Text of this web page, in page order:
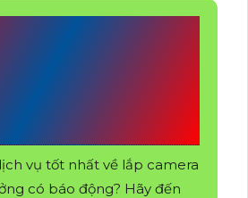
vụ tốt nhất về lắp camera
có báo động? Hãy đến